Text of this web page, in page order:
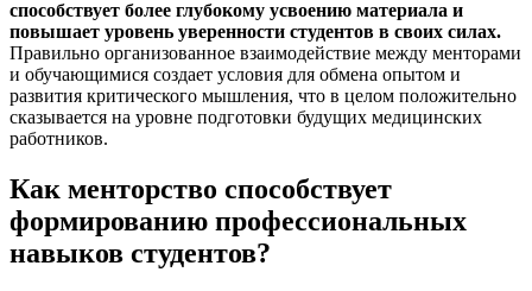
способствует более глубокому усвоению материала и
повышает уровень уверенности студентов в своих силах.
Правильно организованное взаимодействие между менторами
и обучающимися создает условия для обмена опытом и
развития критического мышления, что в целом положительно
сказывается на уровне подготовки будущих медицинских
работников.
Как менторство способствует
формированию профессиональных
навыков студентов?